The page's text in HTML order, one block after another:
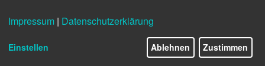
Impressum | Datenschutzerklärung
Einstellen Ablehnen Zustimmen